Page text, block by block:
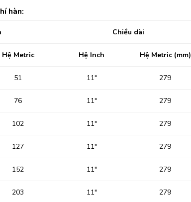
hàn:
Chiều dài
Hệ Metric Hệ Inch Hệ Metric (mm)
51 11″ 279
76 11″ 279
102 11″ 279
127 11″ 279
152 11″ 279
203 11″ 279